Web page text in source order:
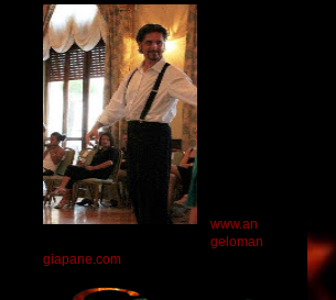
www.an
geloman
giapane.com